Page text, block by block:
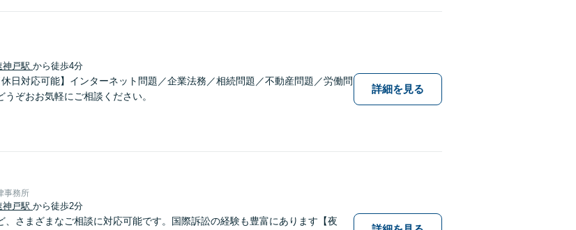
神戸駅 から徒歩4分
休日対応可能】インターネット問題／企業法務／相続問題／不動産問題／労働問
ぞおお気軽にご相談ください。
詳細を見る
事務所
神戸駅 から徒歩2分
、さまざまなご相談に対応可能です。国際訴訟の経験も豊富にあります【夜